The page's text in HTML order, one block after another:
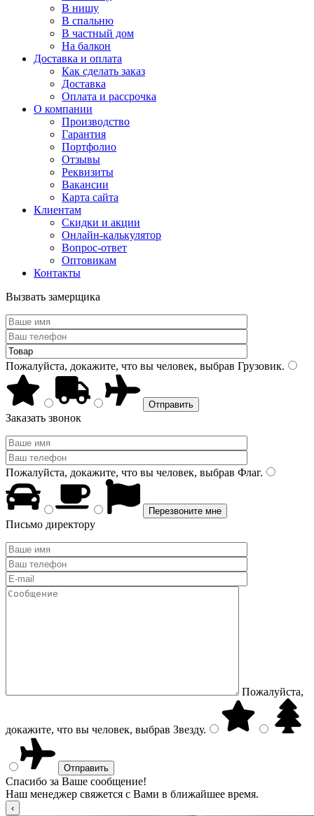
В нишу
В спальню
В частный дом
На балкон
Доставка и оплата
Как сделать заказ
Доставка
Оплата и рассрочка
О компании
Производство
Гарантия
Портфолио
Отзывы
Реквизиты
Вакансии
Карта сайта
Клиентам
Скидки и акции
Онлайн-калькулятор
Вопрос-ответ
Оптовикам
Контакты
Вызвать замерщика
Пожалуйста, докажите, что вы человек, выбрав Грузовик.
Заказать звонок
Пожалуйста, докажите, что вы человек, выбрав Флаг.
Письмо директору
Пожалуйста,
докажите, что вы человек, выбрав Звезду.
Спасибо за Ваше сообщение!
Наш менеджер свяжется с Вами в ближайшее время.